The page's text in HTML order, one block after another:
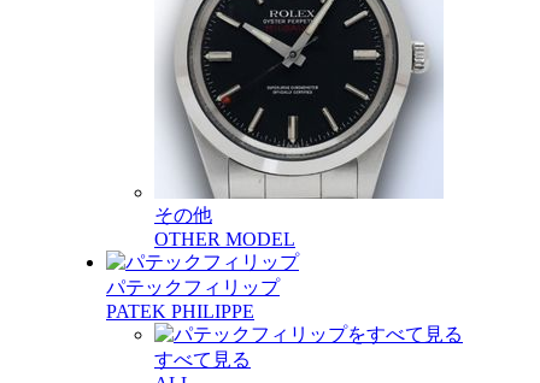
その他
OTHER MODEL
パテックフィリップ
PATEK PHILIPPE
すべて見る